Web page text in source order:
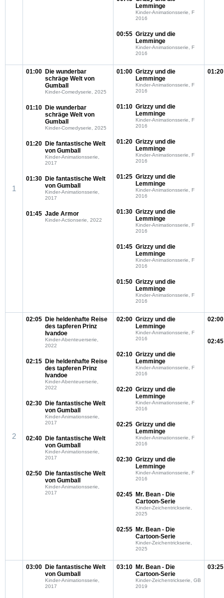
Lemminge
Kinder-Animationsserie, F
2016
00:55 Grizzy und die
Lemminge
Kinder-Animationsserie, F
2016
1
01:00 Die wunderbar
schräge Welt von
Gumball
Kinder-Comedyserie, 2025
01:10 Die wunderbar
schräge Welt von
Gumball
Kinder-Comedyserie, 2025
01:20 Die fantastische Welt
von Gumball
Kinder-Animationsserie,
2017
01:30 Die fantastische Welt
von Gumball
Kinder-Animationsserie,
2017
01:45 Jade Armor
Kinder-Actionserie, 2022
01:00 Grizzy und die
Lemminge
Kinder-Animationsserie, F
2016
01:10 Grizzy und die
Lemminge
Kinder-Animationsserie, F
2016
01:20 Grizzy und die
Lemminge
Kinder-Animationsserie, F
2016
01:25 Grizzy und die
Lemminge
Kinder-Animationsserie, F
2016
01:30 Grizzy und die
Lemminge
Kinder-Animationsserie, F
2016
01:45 Grizzy und die
Lemminge
Kinder-Animationsserie, F
2016
01:50 Grizzy und die
Lemminge
Kinder-Animationsserie, F
2016
01:20
2
02:05 Die heldenhafte Reise
des tapferen Prinz
Ivandoe
Kinder-Abenteuerserie,
2022
02:15 Die heldenhafte Reise
des tapferen Prinz
Ivandoe
Kinder-Abenteuerserie,
2022
02:30 Die fantastische Welt
von Gumball
Kinder-Animationsserie,
2017
02:40 Die fantastische Welt
von Gumball
Kinder-Animationsserie,
2017
02:50 Die fantastische Welt
von Gumball
Kinder-Animationsserie,
2017
02:00 Grizzy und die
Lemminge
Kinder-Animationsserie, F
2016
02:10 Grizzy und die
Lemminge
Kinder-Animationsserie, F
2016
02:20 Grizzy und die
Lemminge
Kinder-Animationsserie, F
2016
02:25 Grizzy und die
Lemminge
Kinder-Animationsserie, F
2016
02:30 Grizzy und die
Lemminge
Kinder-Animationsserie, F
2016
02:45 Mr. Bean - Die
Cartoon-Serie
Kinder-Zeichentrickserie,
2025
02:55 Mr. Bean - Die
Cartoon-Serie
Kinder-Zeichentrickserie,
2025
02:00
02:45
03:00 Die fantastische Welt
von Gumball
Kinder-Animationsserie,
2017
03:10 Mr. Bean - Die
Cartoon-Serie
Kinder-Zeichentrickserie, GB
2019
03:25